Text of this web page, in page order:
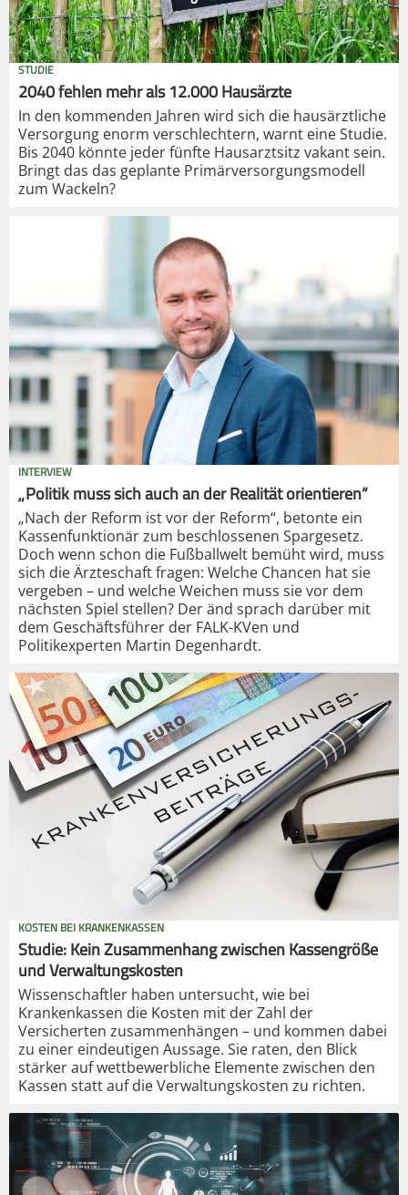
STUDIE
2040 fehlen mehr als 12.000 Hausärzte
In den kommenden Jahren wird sich die hausärztliche
Versorgung enorm verschlechtern, warnt eine Studie.
Bis 2040 könnte jeder fünfte Hausarztsitz vakant sein.
Bringt das das geplante Primärversorgungsmodell
zum Wackeln?
INTERVIEW
„Politik muss sich auch an der Realität orientieren“
„Nach der Reform ist vor der Reform“, betonte ein
Kassenfunktionär zum beschlossenen Spargesetz.
Doch wenn schon die Fußballwelt bemüht wird, muss
sich die Ärzteschaft fragen: Welche Chancen hat sie
vergeben – und welche Weichen muss sie vor dem
nächsten Spiel stellen? Der änd sprach darüber mit
dem Geschäftsführer der FALK-KVen und
Politikexperten Martin Degenhardt.
KOSTEN BEI KRANKENKASSEN
Studie: Kein Zusammenhang zwischen Kassengröße
und Verwaltungskosten
Wissenschaftler haben untersucht, wie bei
Krankenkassen die Kosten mit der Zahl der
Versicherten zusammenhängen – und kommen dabei
zu einer eindeutigen Aussage. Sie raten, den Blick
stärker auf wettbewerbliche Elemente zwischen den
Kassen statt auf die Verwaltungskosten zu richten.